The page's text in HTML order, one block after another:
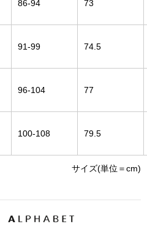
ファッション
ネクタイ
スカーフ／ス
86-94 73
91-99 74.5
96-104 77
100-108 79.5
サイズ(単位＝cm)